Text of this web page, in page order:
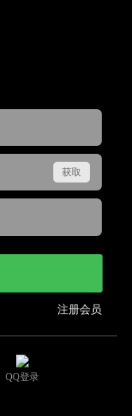
注册会员
QQ登录